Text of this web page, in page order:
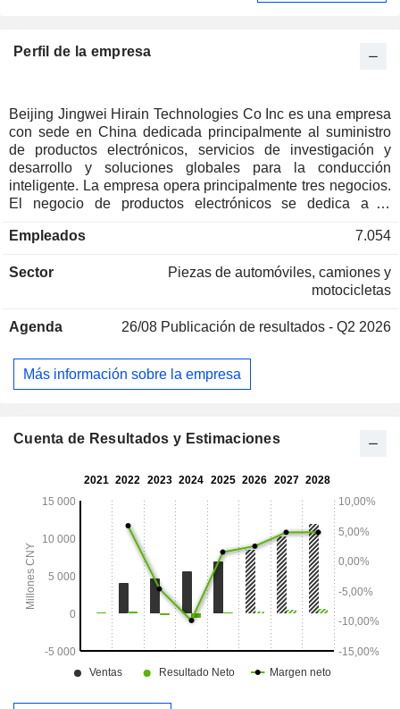
Perfil de la empresa
Beijing Jingwei Hirain Technologies Co Inc es una empresa
con sede en China dedicada principalmente al suministro
de productos electrónicos, servicios de investigación y
desarrollo y soluciones globales para la conducción
inteligente. La empresa opera principalmente tres negocios.
El negocio de productos electrónicos se dedica a la
inteligente, redes inteligentes, área de carrocería y confort,
alimentación y otros productos. El negocio de investigación
y desarrollo, servicios y soluciones se dedica al desarrollo y
pruebas de simulación y desarrollo de laboratorios y otros
inteligente de alto nivel se dedica a proporcionar productos
como vehículos especiales de conducción autónoma para
Empleados 7.054
Sector
Piezas de automóviles, camiones y
motocicletas
Agenda 26/08 Publicación de resultados - Q2 2026
Más información sobre la empresa
Cuenta de Resultados y Estimaciones